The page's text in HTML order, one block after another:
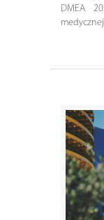
DMEA
medycznej